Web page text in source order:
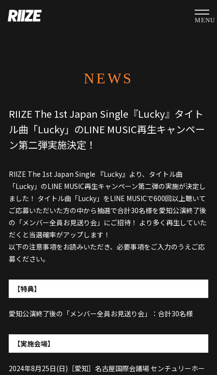
MENU
NEWS
RIIZE The 1st Japan Single『Lucky』タイト
ル曲「Lucky」のLINE MUSIC再生キャンペー
ン第二弾実施決定！
RIIZE The 1st Japan Single 『Lucky』より、タイトル曲
「Lucky」のLINE MUSIC再生キャンペーン第二弾の実施が決定し
ました！ タイトル曲「Lucky」をLINE MUSICで600回以上聴いて
ご応募いただいた方の中から抽選で合計30名様を愛知公演終了後
の「メンバー全員お見送り会」にご招待！ より多く再生していた
だくと当選確率がアップします！
以下の注意事項をお読みいただき、必要事項をご入力のうえご応
募ください。
【特典】
愛知公演終了後の「メンバー全員お見送り会」：合計30名様
【実施会場】
2024年8月25日(日)［愛知］名古屋国際会議場 センチュリーホー